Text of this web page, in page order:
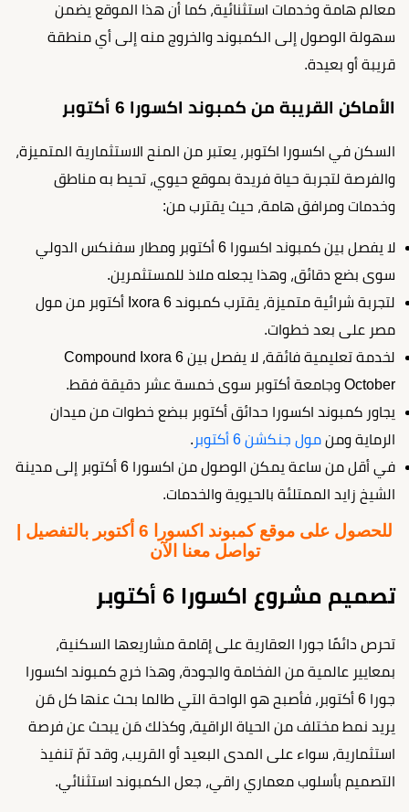
معالم هامة وخدمات استثنائية، كما أن هذا الموقع يضمن
سهولة الوصول إلى الكمبوند والخروج منه إلى أي منطقة
قريبة أو بعيدة.
الأماكن القريبة من كمبوند اكسورا 6 أكتوبر
السكن في اكسورا اكتوبر، يعتبر من المنح الاستثمارية المتميزة،
والفرصة لتجربة حياة فريدة بموقع حيوي، تحيط به مناطق
وخدمات ومرافق هامة، حيث يقترب من:
لا يفصل بين كمبوند اكسورا 6 أكتوبر ومطار سفنكس الدولي
سوى بضع دقائق، وهذا يجعله ملاذ للمستثمرين.
لتجربة شرائية متميزة، يقترب كمبوند Ixora 6 أكتوبر من مول
مصر على بعد خطوات.
لخدمة تعليمية فائقة، لا يفصل بين Compound Ixora 6
October وجامعة أكتوبر سوى خمسة عشر دقيقة فقط.
يجاور كمبوند اكسورا حدائق أكتوبر ببضع خطوات من ميدان
الرماية ومن مول جنكشن 6 أكتوبر
.
في أقل من ساعة يمكن الوصول من اكسورا 6 أكتوبر إلى مدينة
الشيخ زايد الممتلئة بالحيوية والخدمات.
للحصول على موقع كمبوند اكسورا 6 أكتوبر بالتفصيل |
تواصل معنا الآن
تصميم مشروع اكسورا 6 أكتوبر
تحرص دائمًا جورا العقارية على إقامة مشاريعها السكنية،
بمعايير عالمية من الفخامة والجودة، وهذا خرج كمبوند اكسورا
جورا 6 أكتوبر، فأصبح هو الواحة التي طالما بحث عنها كل مَن
يريد نمط مختلف من الحياة الراقية، وكذلك مَن يبحث عن فرصة
استثمارية، سواء على المدى البعيد أو القريب، وقد تمّ تنفيذ
التصميم بأسلوب معماري راقي، جعل الكمبوند استثنائي.